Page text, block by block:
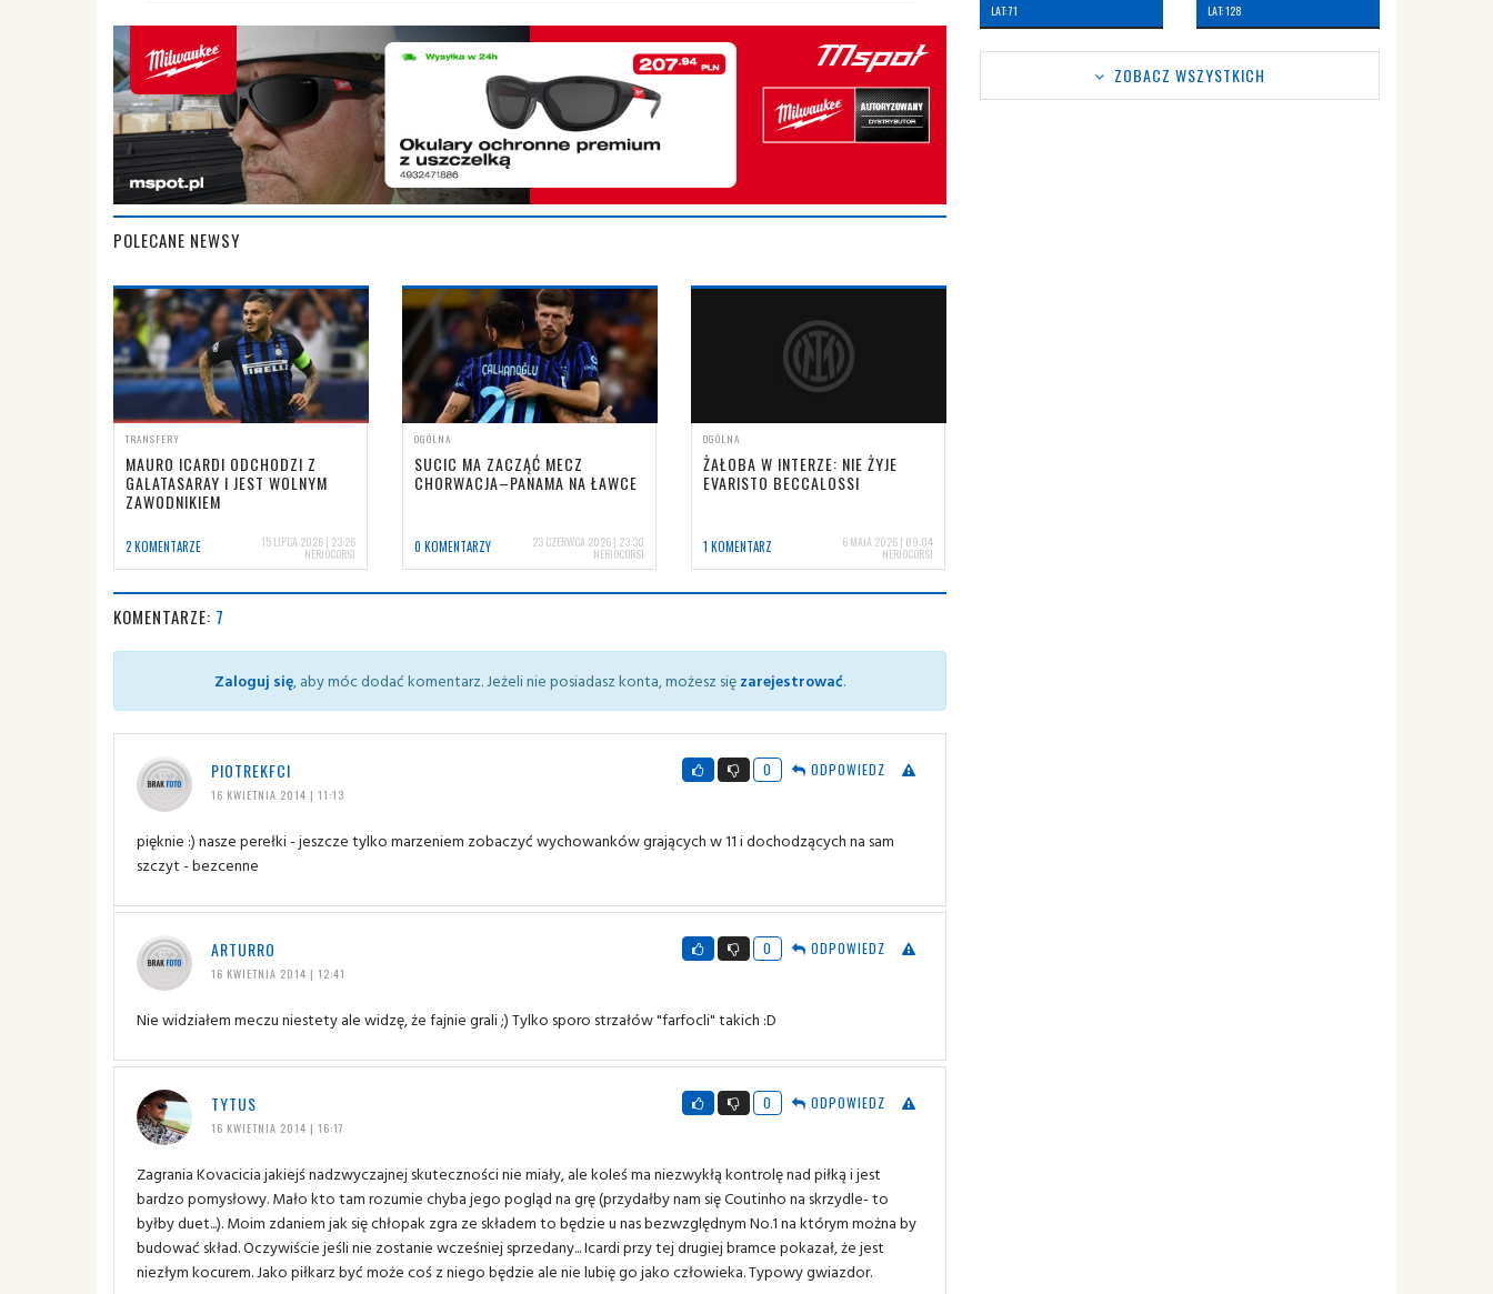
POLECANE NEWSY
TRANSFERY
MAURO ICARDI ODCHODZI Z
GALATASARAY I JEST WOLNYM
ZAWODNIKIEM
2 KOMENTARZE 15 LIPCA 2026 | 23:26
NERIOCORSI
OGÓLNA
SUCIC MA ZACZĄĆ MECZ
CHORWACJA–PANAMA NA ŁAWCE
0 KOMENTARZY 23 CZERWCA 2026 | 23:30
NERIOCORSI
OGÓLNA
ŻAŁOBA W INTERZE: NIE ŻYJE
EVARISTO BECCALOSSI
1 KOMENTARZ 6 MAJA 2026 | 09:04
NERIOCORSI
KOMENTARZE: 7
Zaloguj się, aby móc dodać komentarz. Jeżeli nie posiadasz konta, możesz sięzarejestrować.
PIOTREKFCI
16 KWIETNIA 2014 | 11:13
0 ODPOWIEDZ
pięknie :) nasze perełki - jeszcze tylko marzeniem zobaczyć wychowanków grających w 11 i dochodzących na sam
szczyt - bezcenne
ARTURRO
16 KWIETNIA 2014 | 12:41
0 ODPOWIEDZ
Nie widziałem meczu niestety ale widzę, że fajnie grali ;) Tylko sporo strzałów "farfocli" takich :D
TYTUS
16 KWIETNIA 2014 | 16:17
0 ODPOWIEDZ
Zagrania Kovacicia jakiejś nadzwyczajnej skuteczności nie miały, ale koleś ma niezwykłą kontrolę nad piłką i jest
bardzo pomysłowy. Mało kto tam rozumie chyba jego pogląd na grę (przydałby nam się Coutinho na skrzydle- to
byłby duet...). Moim zdaniem jak się chłopak zgra ze składem to będzie u nas bezwzględnym No.1 na którym można by
budować skład. Oczywiście jeśli nie zostanie wcześniej sprzedany... Icardi przy tej drugiej bramce pokazał, że jest
niezłym kocurem. Jako piłkarz być może coś z niego będzie ale nie lubię go jako człowieka. Typowy gwiazdor.
LAT: 71 LAT: 128
ZOBACZ WSZYSTKICH